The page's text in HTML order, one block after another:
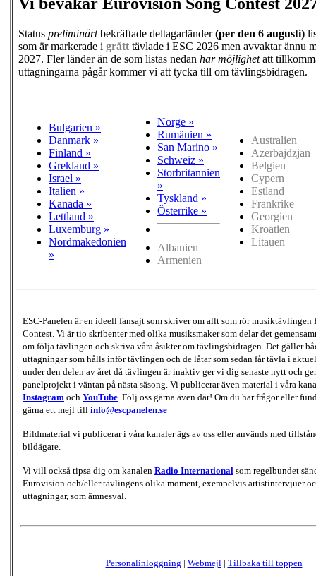
Vi bevakar Eurovision Song Contest
Status preliminärtbekräftade deltagarländer(per den 6 augusti)
som är markerade i grått tävlade i ESC 2026 men avvaktar ännu
2027. Fler länder än de som listas nedan har möjlighetatt
uttagningarna pågår kommer vi att tycka till om tävlingsbidragen.
Bulgarien »
Danmark »
Finland »
Grekland »
Israel »
Italien »
Kanada »
Lettland »
Luxemburg »
Nordmakedonien
»
Norge »
Rumänien »
San Marino »
Schweiz »
Storbritannien
»
Tyskland »
Österrike »
Albanien
Armenien
Australien
Azerbajdzjan
Belgien
Cypern
Estland
Frankrike
Georgien
Kroatien
Litauen
ESC-Panelen är en ideell fansajt som skriver om allt som rör musiktävlingen
Contest. Vi är tio skribenter med olika musiksmaker som delar det
om följa tävlingen och skriva våra åsikter om tävlingsbidragen. Det gäller
uttagningar som hålls inför tävlingen och de låtar som sedan får tävla i
under den delen av året då tävlingen är inaktiv ger vi dig senaste nytt och
panelprojekt i väntan på nästa säsong. Vi publicerar även material i våra
Instagram och YouTube. Följ oss gärna även där! Om du har frågor eller
gärna ett mejl till info@escpanelen.se
Bildmaterial vi publicerar i våra kanaler ägs av oss eller används med
bildägare.
Vi vill också tipsa dig om kanalen Radio International som regelbundet
Eurovision och/eller tävlingens olika moment, exempelvis artistintervjuer
uttagningar, som ämnesval.
Personalinloggning | Webmejl| Tillbaka till toppen